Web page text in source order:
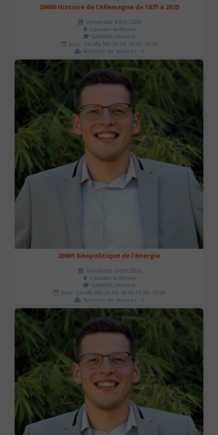
20600 Histoire de l'Allemagne de 1871 à 2025
Université d'été 2026
Louvain-la-Neuve
GABRIEL Vincent
Jour : Lu-Ma-Me-Je-Ve 10:30- 13:00
Nombre de séances : 5
120 €
20601 Géopolitique de l'énergie
Université d'été 2026
Louvain-la-Neuve
GABRIEL Vincent
Jour : Lu-Ma-Me-Je-Ve-Sa-Di 10:30- 13:00
Nombre de séances : 5
120 €